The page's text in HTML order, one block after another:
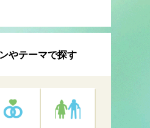
やテーマで探す